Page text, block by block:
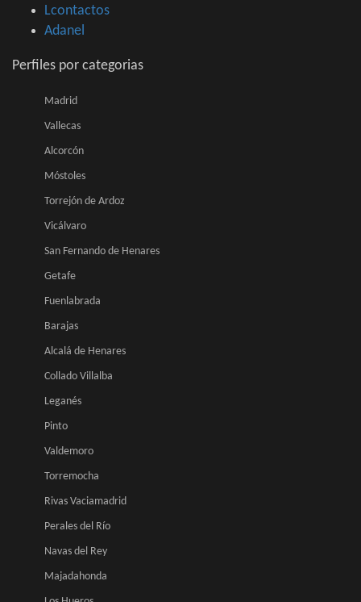
Lcontactos
Adanel
Perfiles por categorias
Madrid
Vallecas
Alcorcón
Móstoles
Torrejón de Ardoz
Vicálvaro
San Fernando de Henares
Getafe
Fuenlabrada
Barajas
Alcalá de Henares
Collado Villalba
Leganés
Pinto
Valdemoro
Torremocha
Rivas Vaciamadrid
Perales del Río
Navas del Rey
Majadahonda